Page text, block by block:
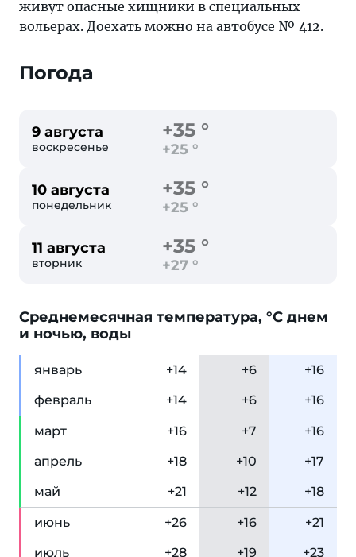
живут опасные хищники в специальных
вольерах. Доехать можно на автобусе № 412.
Погода
9 августа
воскресенье
+35 °
+25 °
10 августа
понедельник
+35 °
+25 °
11 августа
вторник
+35 °
+27 °
Cреднемесячная температура, °C днем
и ночью, воды
январь +14 +6
+16
февраль +14 +6 +16
март +16 +7
+16
апрель +18 +10
+17
май
+21 +12 +18
июнь +26 +16
+21
июль +28 +19
+23